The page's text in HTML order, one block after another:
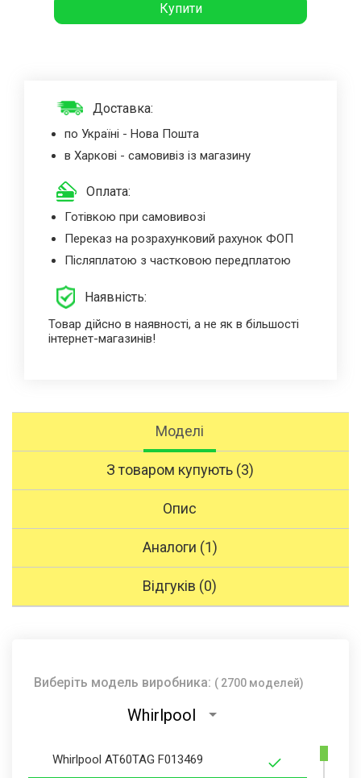
Купити
Доставка:
по Україні - Нова Пошта
в Харкові - самовивіз із магазину
Оплата:
Готівкою при самовивозі
Переказ на розрахунковий рахунок ФОП
Післяплатою з частковою передплатою
Наявність:
Товар дійсно в наявності, а не як в більшості
інтернет-магазинів!
Моделі
З товаром купують (3)
Опис
Аналоги (1)
Відгуків (0)
Виберіть модель виробника: ( 2700 моделей)
Whirlpool
Whirlpool AT60TAG F013469